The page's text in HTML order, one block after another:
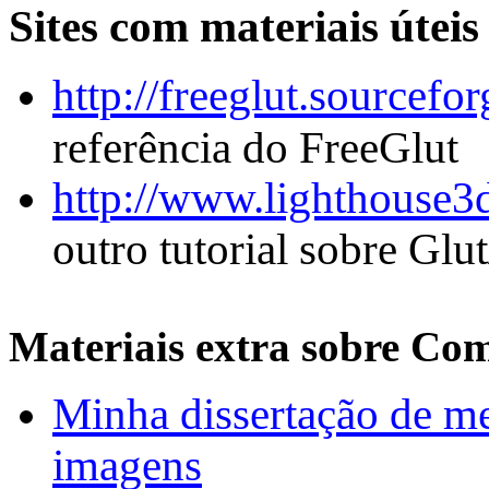
Sites com materiais
http://
referência do FreeGlut
http://
outro tutorial sobre
Materiais extra sobre
Minha dissertação de
imagens